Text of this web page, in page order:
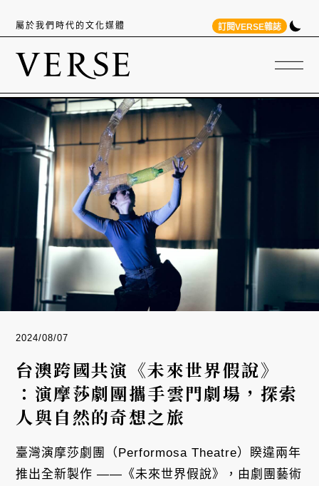
屬於我們時代的文化媒體 訂閱VERSE雜誌
2024/08/07
台澳跨國共演《未來世界假說》
：演摩莎劇團攜手雲門劇場，探索
人與自然的奇想之旅
臺灣演摩莎劇團（Performosa Theatre）睽違兩年
推出全新製作 ——《未來世界假說》，由劇團藝術